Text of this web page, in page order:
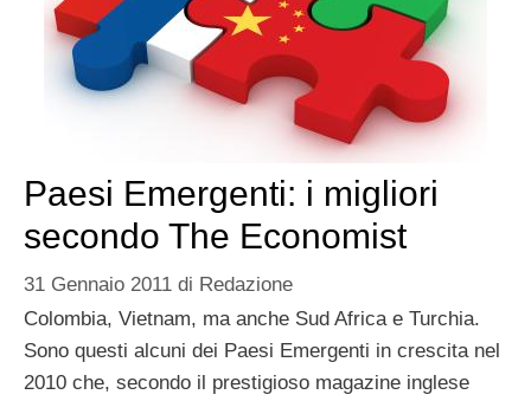
Paesi Emergenti: i migliori
secondo The Economist
31 Gennaio 2011 di Redazione
Colombia, Vietnam, ma anche Sud Africa e Turchia.
Sono questi alcuni dei Paesi Emergenti in crescita nel
2010 che, secondo il prestigioso magazine inglese